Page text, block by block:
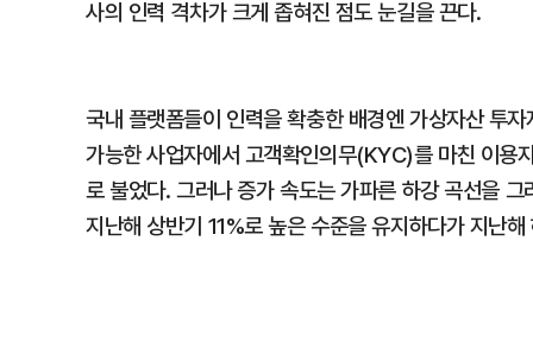
사의 인력 격차가 크게 좁혀진 점도 눈길을 끈다.
국내 플랫폼들이 인력을 확충한 배경엔 가상자산 투
가능한 사업자에서 고객확인의무(KYC)를 마친 이
로 불었다. 그러나 증가 속도는 가파른 하강 곡선을
지난해 상반기 11%로 높은 수준을 유지하다가 지난